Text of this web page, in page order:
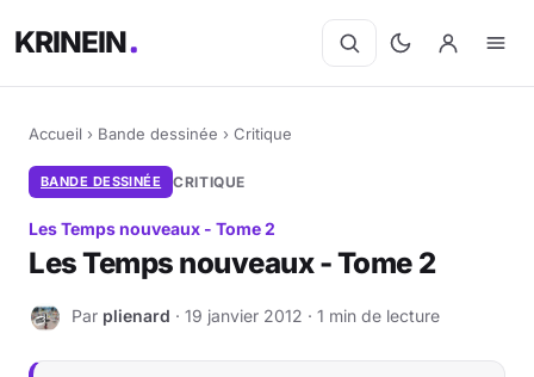
KRINEIN
Accueil › Bande dessinée › Critique
BANDE DESSINÉE CRITIQUE
Les Temps nouveaux - Tome 2
Les Temps nouveaux - Tome 2
P Par plienard · 19 janvier 2012 · 1 min de lecture